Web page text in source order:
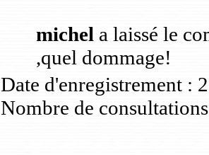
michel a laissé le
,quel dommage!
Date d'enregistrement :
Nombre de